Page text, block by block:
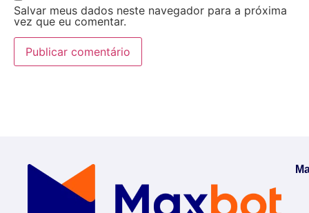
Salvar meus dados neste navegador para a próxima
vez que eu comentar.